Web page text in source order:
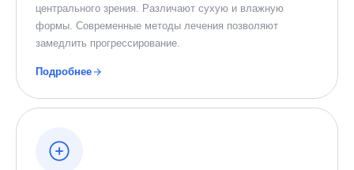
центрального зрения. Различают сухую и влажную
формы. Современные методы лечения позволяют
замедлить прогрессирование.
Подробнее